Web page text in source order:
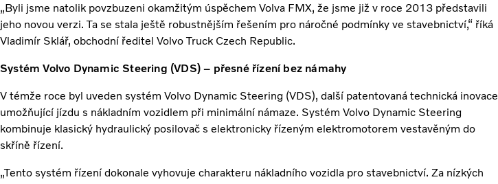
„Byli jsme natolik povzbuzeni okamžitým úspěchem Volva FMX, že jsme již v roce 2013 představili
jeho novou verzi. Ta se stala ještě robustnějším řešením pro náročné podmínky ve stavebnictví,“ říká
Vladimír Sklář, obchodní ředitel Volvo Truck Czech Republic.
Systém Volvo Dynamic Steering (VDS) – přesné řízení bez námahy
V témže roce byl uveden systém Volvo Dynamic Steering (VDS), další patentovaná technická inovace
umožňující jízdu s nákladním vozidlem při minimální námaze. Systém Volvo Dynamic Steering
kombinuje klasický hydraulický posilovač s elektronicky řízeným elektromotorem vestavěným do
skříně řízení.
„Tento systém řízení dokonale vyhovuje charakteru nákladního vozidla pro stavebnictví. Za nízkých